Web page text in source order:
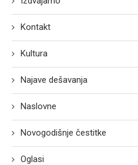
Kontakt
Kultura
Najave dešavanja
Naslovne
Novogodišnje čestitke
Oglasi